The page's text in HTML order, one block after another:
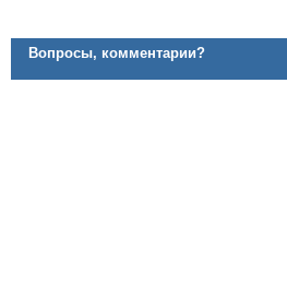
Вопросы, комментарии?